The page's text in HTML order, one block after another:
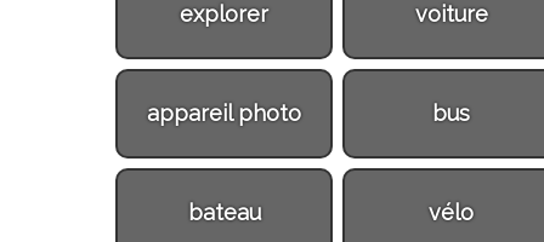
explorer voiture
appareil photo bus
bateau vélo